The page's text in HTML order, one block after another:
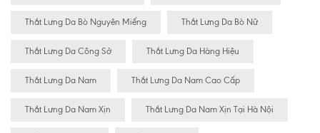
Thắt Lưng Da Bò Nguyên Miếng Thắt Lưng Da Bò Nữ
Thắt Lưng Da Công Sở Thắt Lưng Da Hàng Hiệu
Thắt Lưng Da Nam Thắt Lưng Da Nam Cao Cấp
Thắt Lưng Da Nam Xịn Thắt Lưng Da Nam Xịn Tại Hà Nội